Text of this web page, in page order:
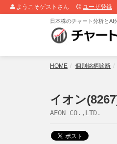
ようこそゲストさん ユーザ登録
日本株のチャート分析とAI
HOME 個別銘柄診断
イオン
AEON CO.,LTD.